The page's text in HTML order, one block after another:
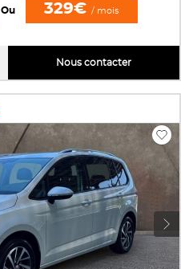
Ou 329€ / mois
Nous contacter